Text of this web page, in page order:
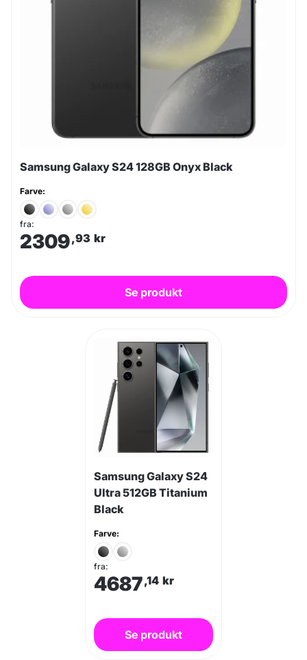
Samsung Galaxy S24 128GB Onyx Black
Farve:
fra:
2309,93 kr
Se produkt
Samsung Galaxy S24
Ultra 512GB Titanium
Black
Farve:
fra:
4687,14 kr
Se produkt